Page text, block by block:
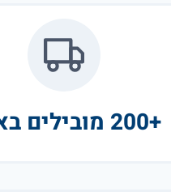
+200 מובילים באתר